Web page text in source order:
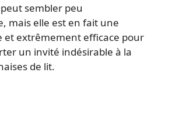
sembler peu
mais elle est en fait une
et extrêmement efficace pour
un invité indésirable à la
de lit.